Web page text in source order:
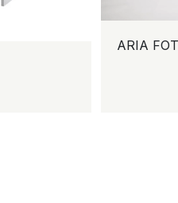
ARIA FOTELJA